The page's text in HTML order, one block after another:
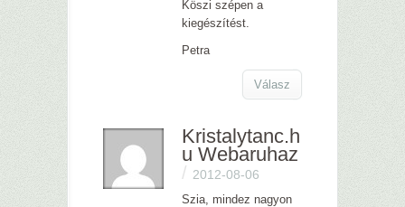
Köszi szépen a
kiegészítést.
Petra
Válasz
Kristalytanc.h
u Webaruhaz
/ 2012-08-06
Szia, mindez nagyon